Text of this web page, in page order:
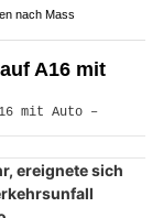
nach Mass
A16 mit
ereignete sich